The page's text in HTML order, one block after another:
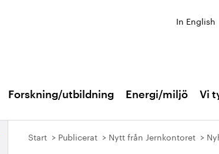
In English
Forskning/utbildning Energi/miljö Vi
Start Publicerat Nytt från Jernkontoret